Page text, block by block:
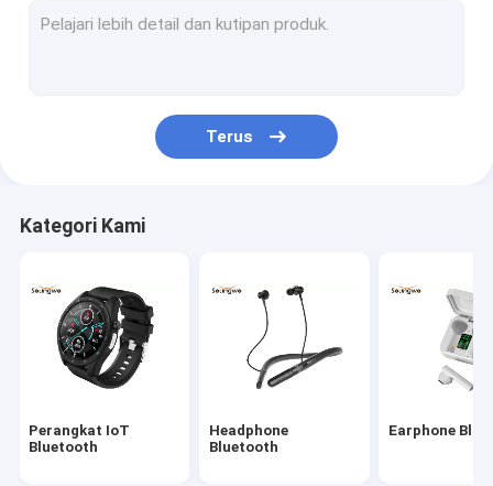
Terus
Kategori Kami
Perangkat IoT
Bluetooth
Headphone
Bluetooth
Earphone